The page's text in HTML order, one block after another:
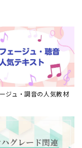
ジュ・調音の人気教材